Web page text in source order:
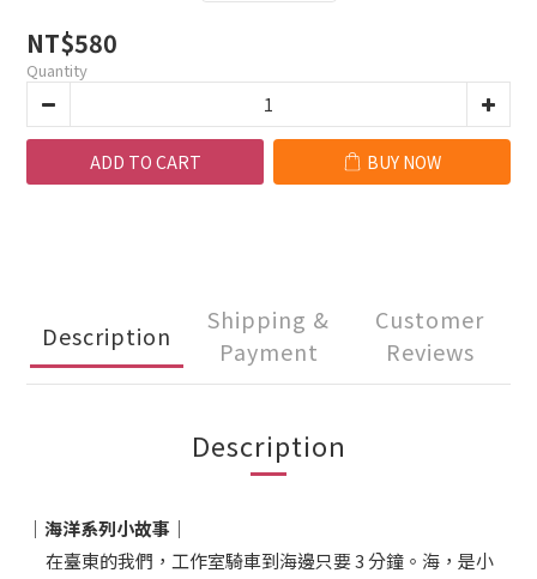
NT$580
Quantity
ADD TO CART BUY NOW
Description
Shipping &
Payment
Customer
Reviews
Description
｜海洋系列小故事｜
在臺東的我們，工作室騎車到海邊只要 3 分鐘。海，是小